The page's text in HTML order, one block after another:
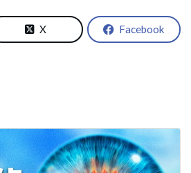
Facebook
X